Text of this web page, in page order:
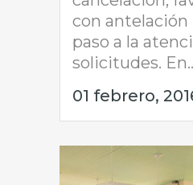
con antelación
paso a la
solicitudes.
01 febrero,